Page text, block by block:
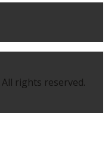
All rights reserved.